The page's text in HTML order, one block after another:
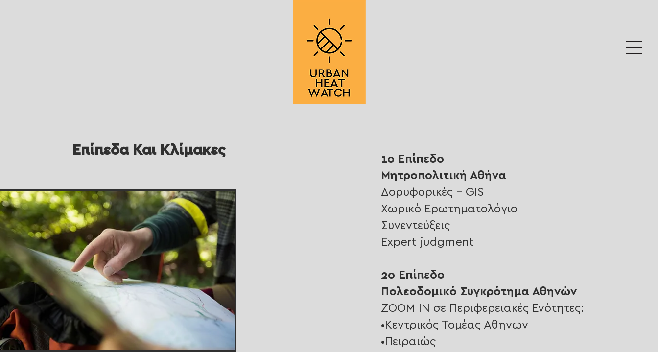
Επίπεδα Και Κλίμακες
1ο Επίπεδο
Μητροπολιτική Αθήνα
Δορυφορικές - GIS
Χωρικό Ερωτηματολόγιο
Συνεντεύξεις
Expert judgment
2ο Επίπεδο
Πολεοδομικό Συγκρότημα Αθηνών
ZOOM IN σε Περιφερειακές Ενότητες:
•Κεντρικός Τομέας Αθηνών
•Πειραιώς